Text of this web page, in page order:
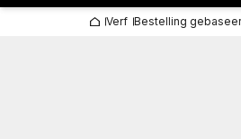
Verf Bestelling